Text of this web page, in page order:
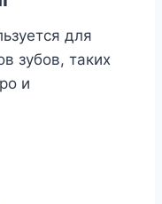
для
зубов, таких
и